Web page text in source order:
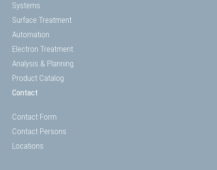
Systems
Surface Treatment
Automation
Electron Treatment
Analysis & Planning
Product Catalog
Contact
Contact Form
Contact Persons
Locations